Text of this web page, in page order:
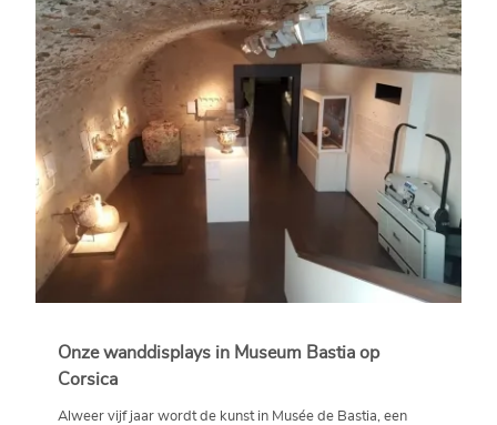
Onze wanddisplays in Museum Bastia op
Corsica
Alweer vijf jaar wordt de kunst in Musée de Bastia, een